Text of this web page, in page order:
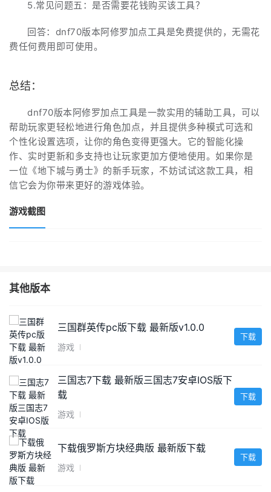
5.常见问题五：是否需要花钱购买该工具？
回答：dnf70版本阿修罗加点工具是免费提供的，无需花
费任何费用即可使用。
总结：
dnf70版本阿修罗加点工具是一款实用的辅助工具，可以
帮助玩家更轻松地进行角色加点，并且提供多种模式可选和
个性化设置选项，让你的角色变得更强大。它的智能化操
作、实时更新和多支持也让玩家更加方便地使用。如果你是
一位《地下城与勇士》的新手玩家，不妨试试这款工具，相
信它会为你带来更好的游戏体验。
游戏截图
其他版本
三国群英传pc版下载 最新版v1.0.0
游戏
下载
三国志7下载 最新版三国志7安卓IOS版下
载
游戏
下载
下载俄罗斯方块经典版 最新版下载
游戏
下载